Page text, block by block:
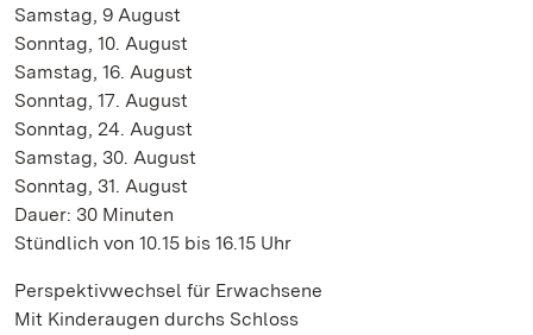
Samstag, 9 August
Sonntag, 10. August
Samstag, 16. August
Sonntag, 17. August
Sonntag, 24. August
Samstag, 30. August
Sonntag, 31. August
Dauer: 30 Minuten
Stündlich von 10.15 bis 16.15 Uhr
Perspektivwechsel für Erwachsene
Mit Kinderaugen durchs Schloss